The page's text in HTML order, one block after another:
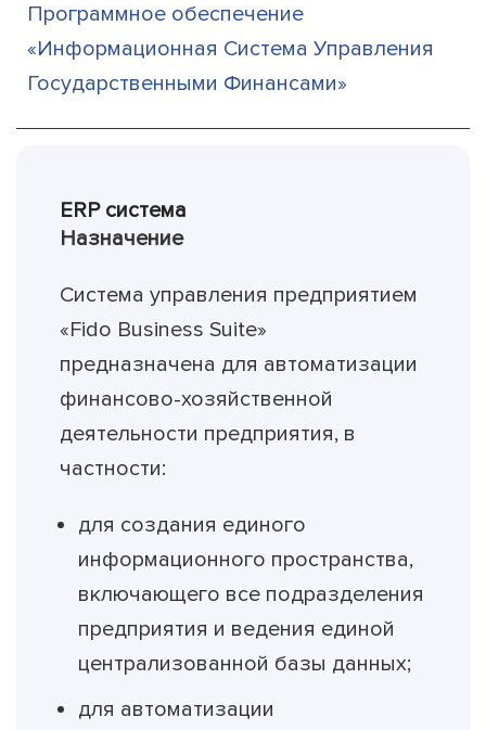
Программное обеспечение
«Информационная Система Управления
Государственными Финансами»
ERP система
Назначение
Система управления предприятием
«Fido Business Suite»
предназначена для автоматизации
финансово-хозяйственной
деятельности предприятия, в
частности:
для создания единого
информационного пространства,
включающего все подразделения
предприятия и ведения единой
централизованной базы данных;
для автоматизации